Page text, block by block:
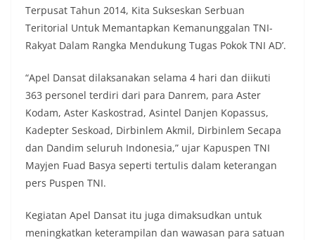
Terpusat Tahun 2014, Kita Sukseskan Serbuan
Teritorial Untuk Memantapkan Kemanunggalan TNI-
Rakyat Dalam Rangka Mendukung Tugas Pokok TNI AD’.
“Apel Dansat dilaksanakan selama 4 hari dan diikuti
363 personel terdiri dari para Danrem, para Aster
Kodam, Aster Kaskostrad, Asintel Danjen Kopassus,
Kadepter Seskoad, Dirbinlem Akmil, Dirbinlem Secapa
dan Dandim seluruh Indonesia,” ujar Kapuspen TNI
Mayjen Fuad Basya seperti tertulis dalam keterangan
pers Puspen TNI.
Kegiatan Apel Dansat itu juga dimaksudkan untuk
meningkatkan keterampilan dan wawasan para satuan